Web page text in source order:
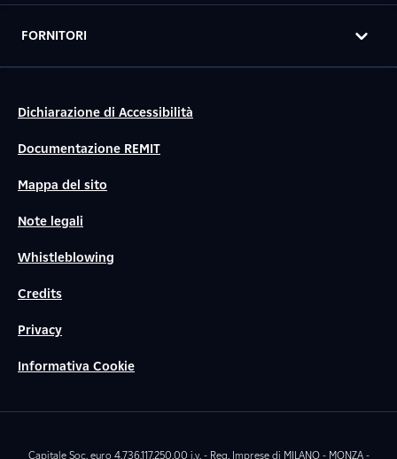
FORNITORI
Dichiarazione di Accessibilità
Documentazione REMIT
Mappa del sito
Note legali
Whistleblowing
Credits
Privacy
Informativa Cookie
Capitale Soc. euro 4.736.117.250,00 i.v. - Reg. Imprese di MILANO - MONZA -